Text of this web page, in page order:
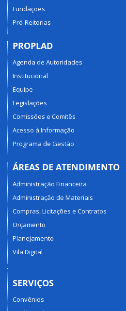
Fundações
Pró-Reitorias
PROPLAD
Agenda de Autoridades
Institucional
Equipe
Legislações
Comissões e Comitês
Acesso à Informação
Programa de Gestão
ÁREAS DE ATENDIMENTO
Administração Financeira
Administração de Materiais
Compras, Licitações e Contratos
Orçamento
Planejamento
Vila Digital
SERVIÇOS
Convênios